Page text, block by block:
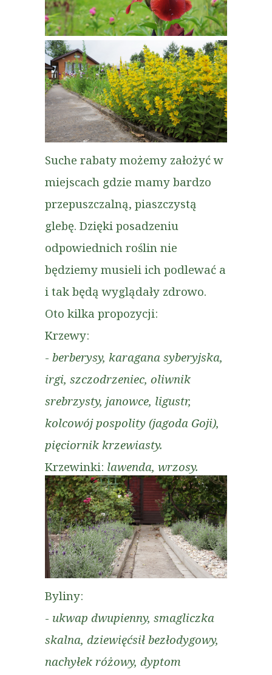
Suche rabaty możemy założyć w
miejscach gdzie mamy bardzo
przepuszczalną, piaszczystą
glebę. Dzięki posadzeniu
odpowiednich roślin nie
będziemy musieli ich podlewać a
i tak będą wyglądały zdrowo.
Oto kilka propozycji:
Krzewy:
- berberysy, karagana syberyjska,
irgi, szczodrzeniec, oliwnik
srebrzysty, janowce, ligustr,
kolcowój pospolity (jagoda Goji),
pięciornik krzewiasty.
Krzewinki: lawenda, wrzosy.
Byliny:
- ukwap dwupienny, smagliczka
skalna, dziewięćsił bezłodygowy,
nachyłek różowy, dyptom